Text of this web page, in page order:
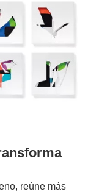
reúne más